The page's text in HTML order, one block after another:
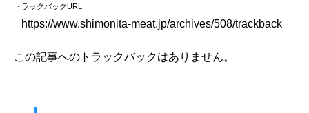
トラックバックURL
この記事へのトラックバックはありません。